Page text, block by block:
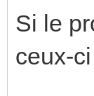
Si le
ceux-